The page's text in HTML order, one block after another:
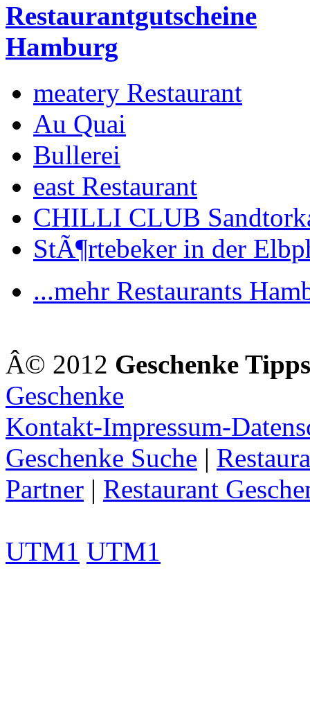
Restaurantgutscheine
Hamburg
meatery Restaurant
Au Quai
Bullerei
east Restaurant
CHILLI CLUB
StÃ¶rtebeker in der
...mehr Restaurants
Â© 2012 Geschenke Tipps
Geschenke
Kontakt-Impressum-
Geschenke Suche |
Partner | Restaurant
UTM1 UTM1